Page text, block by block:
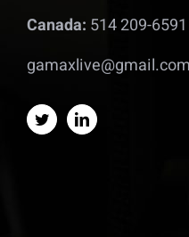
Canada: 514 209-6591
gamaxlive@gmail.com